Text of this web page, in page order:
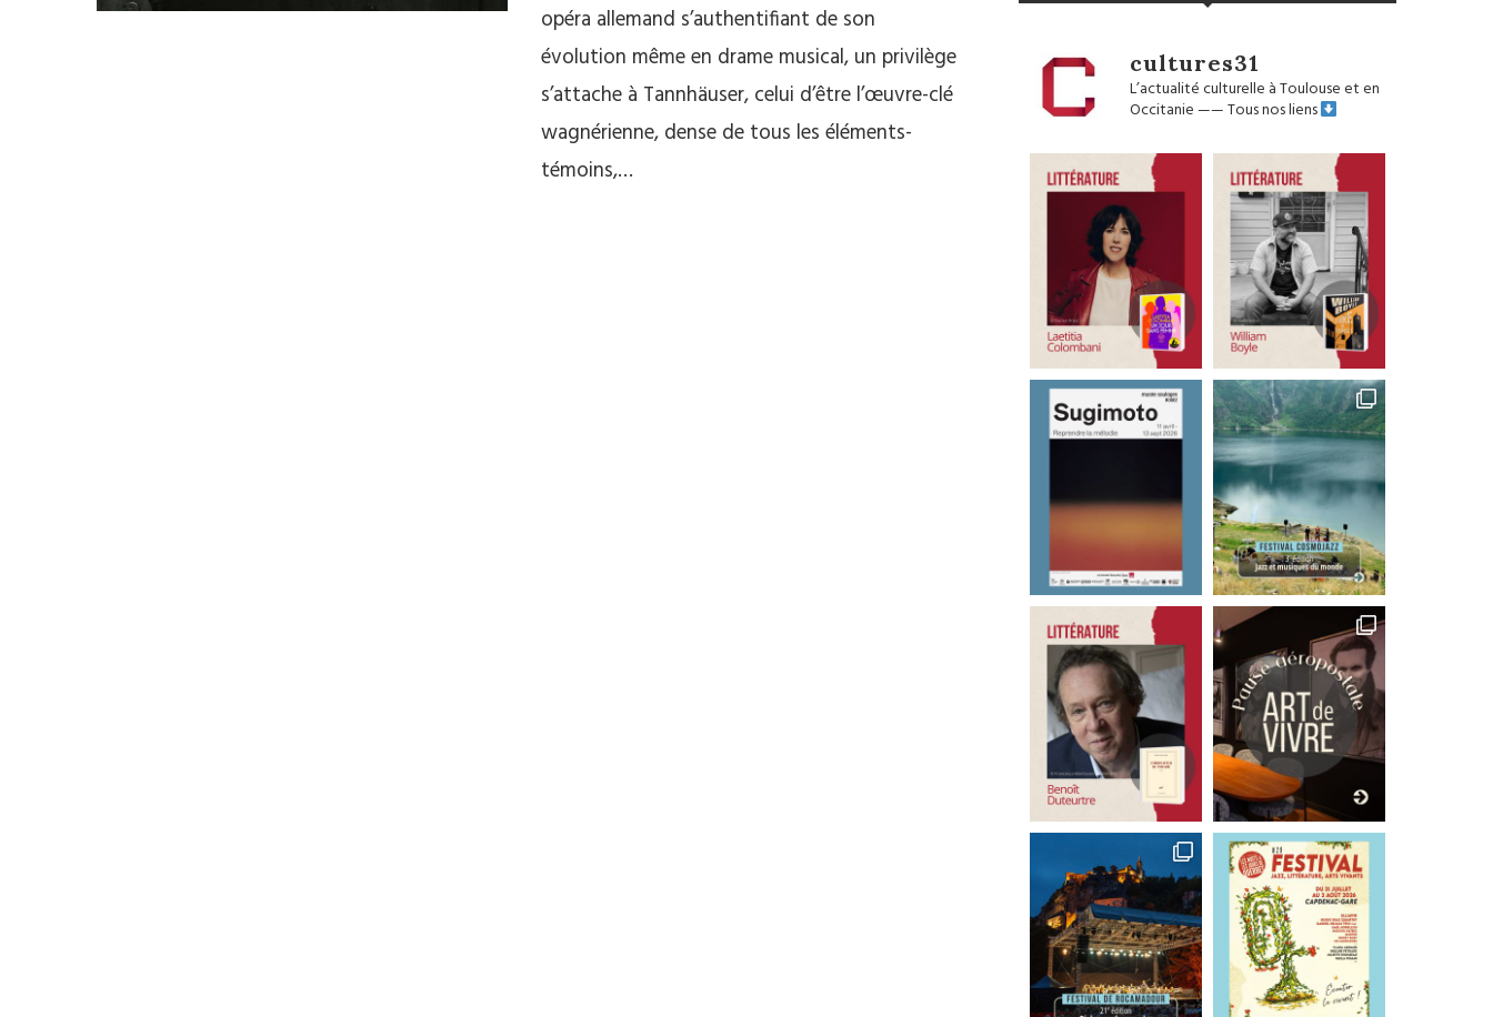
opéra allemand s’authentifiant de son
évolution même en drame musical, un privilège
s’attache à Tannhäuser, celui d’être l’œuvre-clé
wagnérienne, dense de tous les éléments-
témoins,…
cultures31
L’actualité culturelle à Toulouse et en
Occitanie——Tous nos liens